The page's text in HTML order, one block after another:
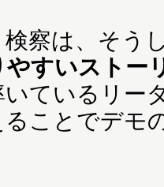
察は、そう
やすいストー
ているリー
ることでデモ